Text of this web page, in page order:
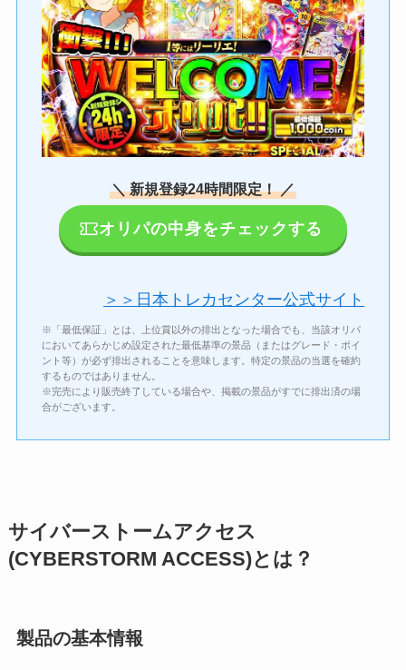
＼ 新規登録24時間限定！ ／
オリパの中身をチェックする
＞＞日本トレカセンター公式サイト
※「最低保証」とは、上位賞以外の排出となった場合でも、当該オリパ
においてあらかじめ設定された最低基準の景品（またはグレード・ポイ
ント等）が必ず排出されることを意味します。特定の景品の当選を確約
するものではありません。
※完売により販売終了している場合や、掲載の景品がすでに排出済の場
合がございます。
サイバーストームアクセス
(CYBERSTORM ACCESS)とは？
製品の基本情報